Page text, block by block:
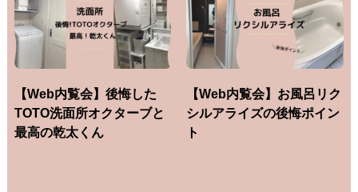
【Web内覧会】後悔した
TOTO洗面所オクターブと
最高の乾太くん
【Web内覧会】お風呂リク
シルアライズの後悔ポイン
ト